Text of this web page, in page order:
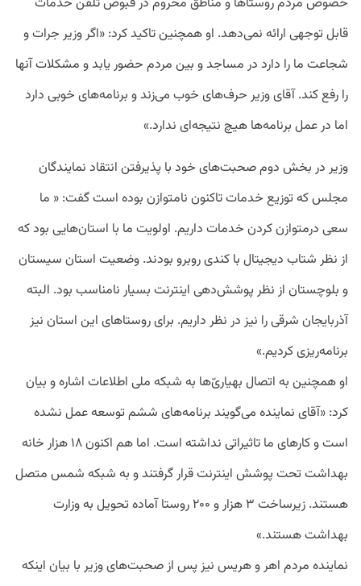
قابل توجهی ارائه نمی‌دهد. او همچنین تاکید کرد: «اگر وزیر جرات و
شجاعت ما را دارد در مساجد و بین مردم حضور یابد و مشکلات آنها
را رفع کند. آقای وزیر حرف‌های خوب می‌زند و برنامه‌های خوبی دارد
اما در عمل برنامه‌ها هیچ نتیجه‌ای ندارد.»
وزیر در بخش دوم صحبت‌های خود با پذیرفتن انتقاد نمایندگان
مجلس که توزیع خدمات تاکنون نامتوازن بوده است گفت: « ما
سعی درمتوازن کردن خدمات داریم. اولویت ما با استان‌هایی بود که
از نظر شتاب دیجیتال با کندی روبرو بودند. وضعیت استان سیستان
و بلوچستان از نظر پوشش‌دهی اینترنت بسیار نامناسب بود. البته
آذربایجان شرقی را نیز در نظر داریم. برای روستاهای این استان نیز
برنامه‌ریزی کردیم.»
او همچنین به اتصال بهیاری‌ّها به شبکه ملی اطلاعات اشاره و بیان
کرد: «آقای نماینده می‌گویند برنامه‌های ششم توسعه عمل نشده
است و کارهای ما تاثیراتی نداشته است. اما هم اکنون ۱۸ هزار خانه
بهداشت تحت پوشش اینترنت قرار گرفتند و به شبکه شمس متصل
هستند. زیرساخت ۳ هزار و ۲۰۰ روستا آماده تحویل به وزارت
بهداشت هستند.»
نماینده مردم اهر و هریس نیز پس از صحبت‌های وزیر با بیان اینکه